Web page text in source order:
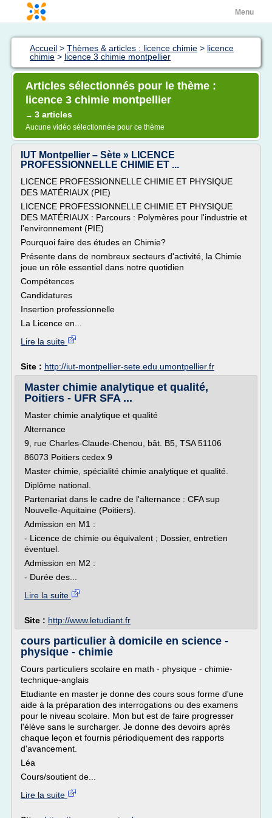
Menu
Accueil > Thèmes & articles : licence chimie > licence
chimie > licence 3 chimie montpellier
Articles sélectionnés pour le thème :
licence 3 chimie montpellier
→ 3 articles
Aucune vidéo sélectionnée pour ce thème
IUT Montpellier – Sète » LICENCE
PROFESSIONNELLE CHIMIE ET ...
LICENCE PROFESSIONNELLE CHIMIE ET PHYSIQUE
DES MATÉRIAUX (PIE)
LICENCE PROFESSIONNELLE CHIMIE ET PHYSIQUE
DES MATÉRIAUX : Parcours : Polymères pour l'industrie et
l'environnement (PIE)
Pourquoi faire des études en Chimie?
Présente dans de nombreux secteurs d'activité, la Chimie
joue un rôle essentiel dans notre quotidien
Compétences
Candidatures
Insertion professionnelle
La Licence en...
Lire la suite
Site : http://iut-montpellier-sete.edu.umontpellier.fr
Master chimie analytique et qualité,
Poitiers - UFR SFA ...
Master chimie analytique et qualité
Alternance
9, rue Charles-Claude-Chenou, bât. B5, TSA 51106
86073 Poitiers cedex 9
Master chimie, spécialité chimie analytique et qualité.
Diplôme national.
Partenariat dans le cadre de l'alternance : CFA sup
Nouvelle-Aquitaine (Poitiers).
Admission en M1 :
- Licence de chimie ou équivalent ; Dossier, entretien
éventuel.
Admission en M2 :
- Durée des...
Lire la suite
Site : http://www.letudiant.fr
cours particulier à domicile en science -
physique - chimie
Cours particuliers scolaire en math - physique - chimie-
technique-anglais
Etudiante en master je donne des cours sous forme d'une
aide à la préparation des interrogations ou des examens
pour le niveau scolaire. Mon but est de faire progresser
l'élève sans le surcharger. Je donne des devoirs après
chaque leçon et fournis périodiquement des rapports
d'avancement.
Léa
Cours/soutient de...
Lire la suite